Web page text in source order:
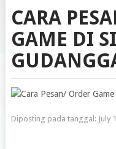
CARA
GAME DI
Diposting pada tanggal: July